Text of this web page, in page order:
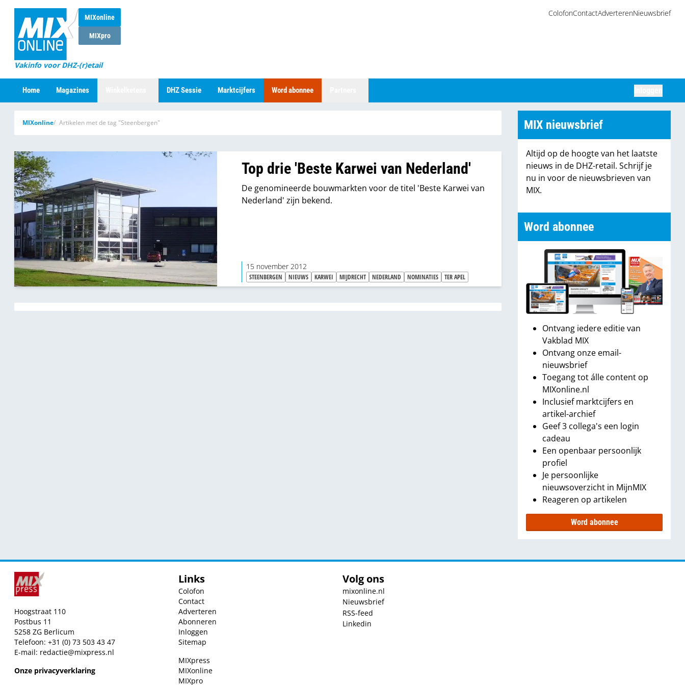
MIXonline
MIXpro
Vakinfo voor DHZ-(r)etail
ColofonContactAdverterenNieuwsbrief
Home Magazines DHZ Sessie Marktcijfers Word abonnee
MIXonline Artikelen met de tag "Steenbergen"
Top drie 'Beste Karwei van Nederland'
De genomineerde bouwmarkten voor de titel 'Beste Karwei van
Nederland' zijn bekend.
15 november 2012
STEENBERGEN NIEUWS KARWEI MIJDRECHT NEDERLAND NOMINATIES TER APEL
MIX nieuwsbrief
Altijd op de hoogte van het laatste
nieuws in de DHZ-retail. Schrijf je
nu in voor de nieuwsbrieven van
MIX.
Word abonnee
Ontvang iedere editie van
Vakblad MIX
Ontvang onze email-
nieuwsbrief
Toegang tot álle content op
MIXonline.nl
Inclusief marktcijfers en
artikel-archief
Geef 3 collega's een login
cadeau
Een openbaar persoonlijk
profiel
Je persoonlijke
nieuwsoverzicht in MijnMIX
Reageren op artikelen
Word abonnee
Hoogstraat 110
Postbus 11
5258 ZG Berlicum
Telefoon: +31 (0) 73 503 43 47
E-mail: redactie@mixpress.nl
Onze privacyverklaring
Links
Colofon
Contact
Adverteren
Abonneren
Inloggen
Sitemap
MIXpress
MIXonline
MIXpro
Volg ons
mixonline.nl
Nieuwsbrief
RSS-feed
Linkedin